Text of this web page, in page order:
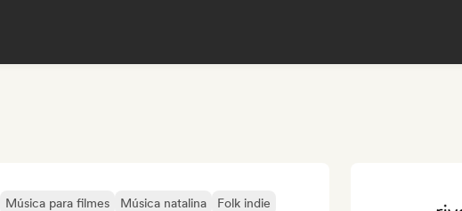
Música para filmes Música natalina
Folk indie